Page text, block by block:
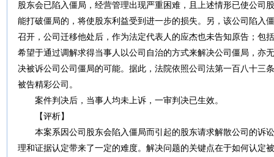
股东会已陷入僵局，经营管理出现严重困难，且上述情形已使公司
能打破僵局的，将使股东利益受到进一步的损失。另，该公司陷入
召开，公司迁移他处后，作为法定代表人的应杰也未告知原告；包
希望于通过调解求得当事人以公司自治的方式来解决公司僵局，亦
决被诉公司公司僵局的可能。据此，法院依照公司法第一百八十三
被告精彩公司。
案件判决后，当事人均未上诉，一审判决已生效。
【评析】
本案系因公司股东会陷入僵局而引起的股东请求解散公司的诉
理和证据认定带来了一定的难度。解决问题的关键点在于如何认定